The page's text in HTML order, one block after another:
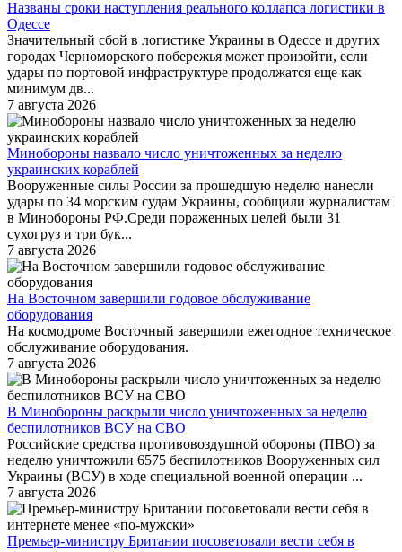
Названы сроки наступления реального коллапса логистики в
Одессе
Значительный сбой в логистике Украины в Одессе и других
городах Черноморского побережья может произойти, если
удары по портовой инфраструктуре продолжатся еще как
минимум дв...
7 августа 2026
Минобороны назвало число уничтоженных за неделю
украинских кораблей
Вооруженные силы России за прошедшую неделю нанесли
удары по 34 морским судам Украины, сообщили журналистам
в Минобороны РФ.Среди пораженных целей были 31
сухогруз и три бук...
7 августа 2026
На Восточном завершили годовое обслуживание
оборудования
На космодроме Восточный завершили ежегодное техническое
обслуживание оборудования.
7 августа 2026
В Минобороны раскрыли число уничтоженных за неделю
беспилотников ВСУ на СВО
Российские средства противовоздушной обороны (ПВО) за
неделю уничтожили 6575 беспилотников Вооруженных сил
Украины (ВСУ) в ходе специальной военной операции ...
7 августа 2026
Премьер-министру Британии посоветовали вести себя в